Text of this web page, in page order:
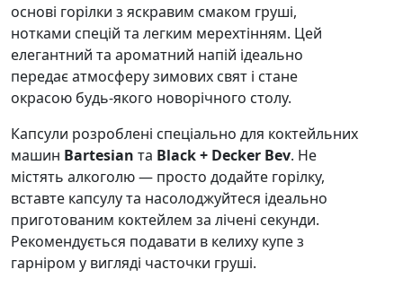
основі горілки з яскравим смаком груші,
нотками спецій та легким мерехтінням. Цей
елегантний та ароматний напій ідеально
передає атмосферу зимових свят і стане
окрасою будь-якого новорічного столу.
Капсули розроблені спеціально для коктейльних
машин Bartesian та Black + Decker Bev. Не
містять алкоголю — просто додайте горілку,
вставте капсулу та насолоджуйтеся ідеально
приготованим коктейлем за лічені секунди.
Рекомендується подавати в келиху купе з
гарніром у вигляді часточки груші.